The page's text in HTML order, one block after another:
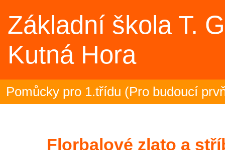
Základní škola T.
Kutná Hora
pro 1.třídu (Pro budoucí prvňáčky)
na plovárně (Sportovní akce)
Florbalové zlato a